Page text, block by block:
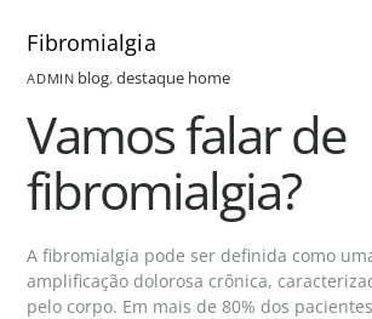
Fibromialgia
ADMIN blog,destaque home
Vamos falar de
fibromialgia?
A fibromialgia pode ser definida como
amplificação dolorosa crônica,
pelo corpo. Em mais de 80% dos